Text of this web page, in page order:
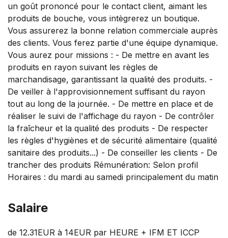
un goût prononcé pour le contact client, aimant les
produits de bouche, vous intègrerez un boutique.
Vous assurerez la bonne relation commerciale auprès
des clients. Vous ferez partie d'une équipe dynamique.
Vous aurez pour missions : - De mettre en avant les
produits en rayon suivant les règles de
marchandisage, garantissant la qualité des produits. -
De veiller à l'approvisionnement suffisant du rayon
tout au long de la journée. - De mettre en place et de
réaliser le suivi de l'affichage du rayon - De contrôler
la fraîcheur et la qualité des produits - De respecter
les règles d'hygiènes et de sécurité alimentaire (qualité
sanitaire des produits...) - De conseiller les clients - De
trancher des produits Rémunération: Selon profil
Horaires : du mardi au samedi principalement du matin
Salaire
de 12.31EUR à 14EUR par HEURE + IFM ET ICCP